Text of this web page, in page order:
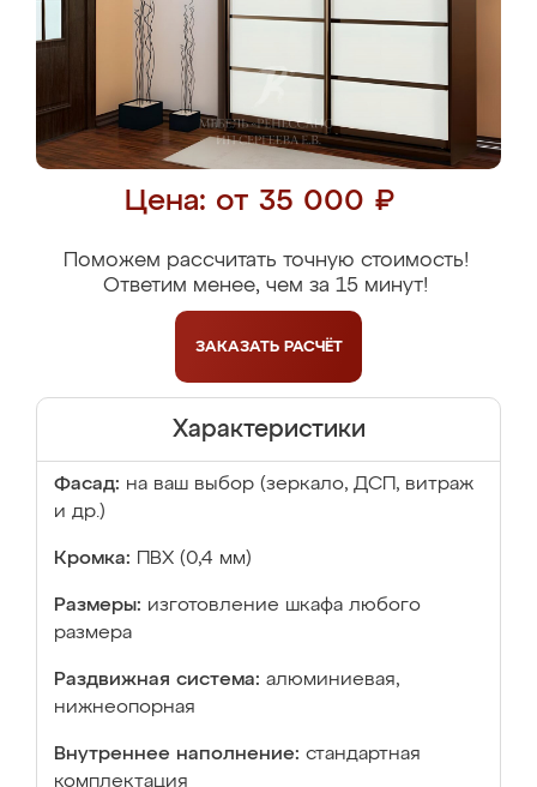
Цена: от 35 000 ₽
Поможем рассчитать точную стоимость!
Ответим менее, чем за 15 минут!
ЗАКАЗАТЬ РАСЧЁТ
Характеристики
Фасад: на ваш выбор (зеркало, ДСП, витраж
и др.)
Кромка: ПВХ (0,4 мм)
Размеры: изготовление шкафа любого
размера
Раздвижная система: алюминиевая,
нижнеопорная
Внутреннее наполнение: стандартная
комплектация